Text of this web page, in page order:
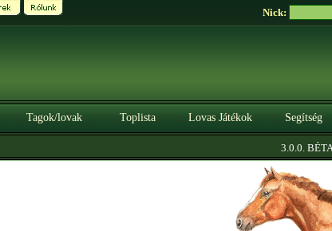
Nick:
Tagok/lovak Toplista Lovas Játékok Segítség
3.0.0. BÉTA|